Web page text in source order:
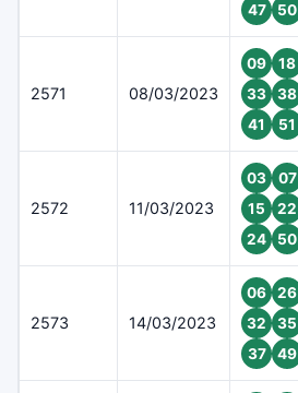
47
50
2571 08/03/2023
09
18
33
38
41
51
2572 11/03/2023
03
07
15
22
24
50
2573 14/03/2023
06
26
32
35
37
49